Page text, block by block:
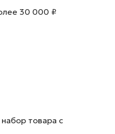
30 000 ₽
товара с